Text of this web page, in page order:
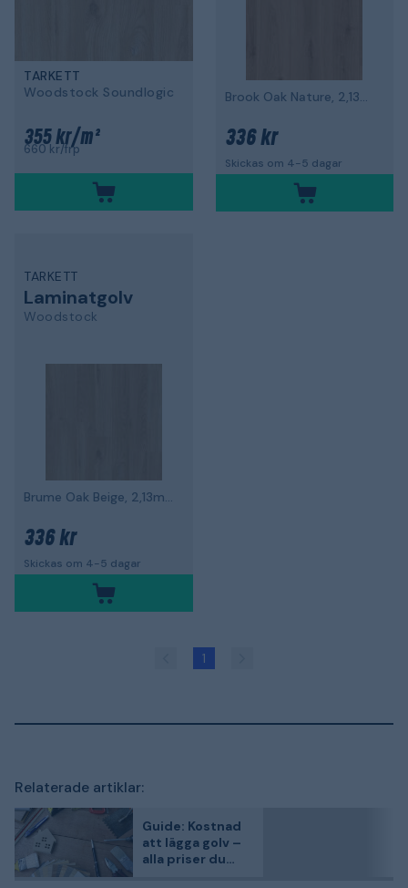
TARKETT
Woodstock Soundlogic
355 kr/m²
660 kr/frp
Brook Oak Nature, 2,13m² per paket
336 kr
Skickas om 4-5 dagar
TARKETT
Laminatgolv
Woodstock
Brume Oak Beige, 2,13m² per paket
336 kr
Skickas om 4-5 dagar
1
Relaterade artiklar:
Guide: Kostnad
att lägga golv –
alla priser du